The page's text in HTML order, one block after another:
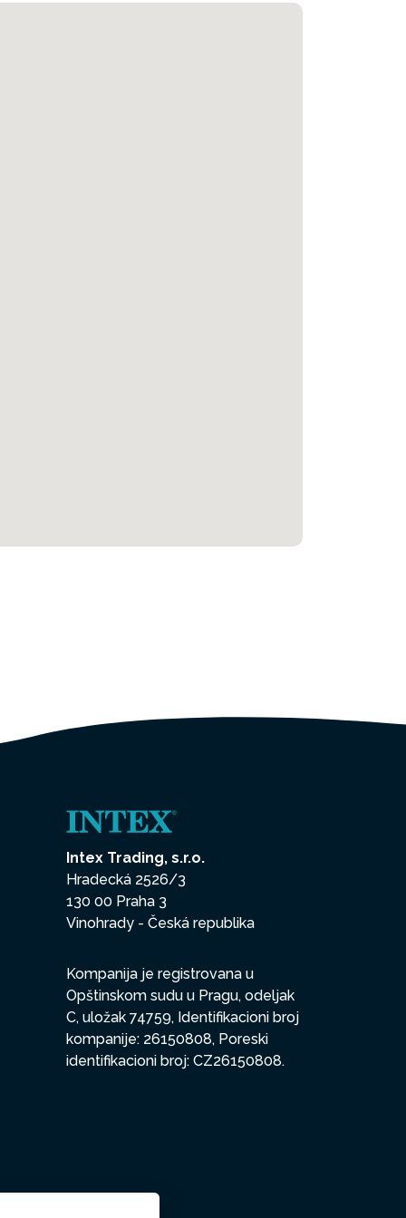
Intex Trading, s.r.o.
Hradecká 2526/3
130 00 Praha 3
Vinohrady - Česká republika
Kompanija je registrovana u
Opštinskom sudu u Pragu, odeljak
C, uložak 74759, Identifikacioni broj
kompanije: 26150808, Poreski
identifikacioni broj: CZ26150808.